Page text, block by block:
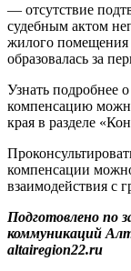
— отсутствие
судебным актом
жилого помещения
образовалась за
Узнать подробнее
компенсацию
края в разделе
компенсации
взаимодействия с
Подготовлено по
коммуникаций
altairegion22.ru